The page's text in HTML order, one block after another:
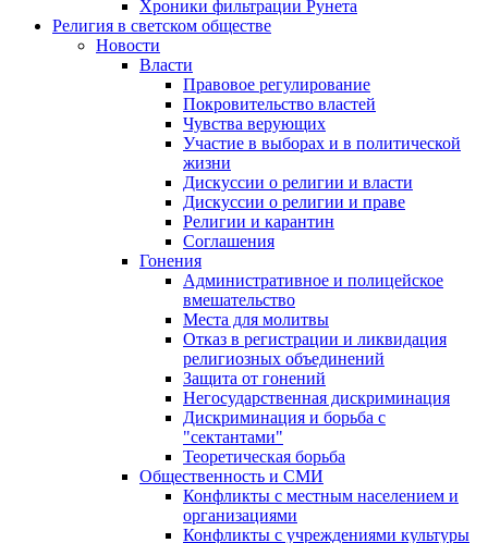
Хроники фильтрации Рунета
Религия в светском обществе
Новости
Власти
Правовое регулирование
Покровительство властей
Чувства верующих
Участие в выборах и в политической
жизни
Дискуссии о религии и власти
Дискуссии о религии и праве
Религии и карантин
Соглашения
Гонения
Административное и полицейское
вмешательство
Места для молитвы
Отказ в регистрации и ликвидация
религиозных объединений
Защита от гонений
Негосударственная дискриминация
Дискриминация и борьба с
"сектантами"
Теоретическая борьба
Общественность и СМИ
Конфликты с местным населением и
организациями
Конфликты с учреждениями культуры